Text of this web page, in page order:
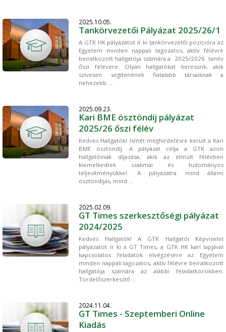
2025.10.05.
Tankörvezetői Pályázat 2025/26/1
A GTK HK pályázatot ír ki tankörvezetői pozícióra az
Egyetem minden nappali tagozatos, aktív félévre
beiratkozott hallgatója számára a 2025/2026 tanév
őszi félévére. Olyan hallgatókat keresünk, akik
szívesen segítenének fiatalabb társaiknak a
nehezebb ...
2025.09.23.
Kari BME ösztöndíj pályázat
2025/26 őszi félév
Kedves Hallgatók! Ismét meghirdetésre került a Kari
BME ösztöndíj. A pályázat célja a GTK azon
hallgatóinak díjazása, akik az elmúlt félévben
kiemelkedtek szakmai és tudományos
teljesítményükkel. ⁣⁣⁣⁣⁣⁣⁣⁣⁣⁣A pályázatra mind állami
ösztöndíjas, mind ...
2025.02.09.
GT Times szerkesztőségi pályázat
2024/2025
Kedves Hallgatók! A GTK Hallgatói Képviselet
pályázatot ír ki a GT Times, a GTK HK kari lapjával
kapcsolatos feladatok elvégzésére az Egyetem
minden nappali tagozatos, aktív félévre beiratkozott
hallgatója számára az alábbi feladatkörökben:
Tördelőszerkesztő ...
2024.11.04.
GT Times - Szeptemberi Online
Kiadás